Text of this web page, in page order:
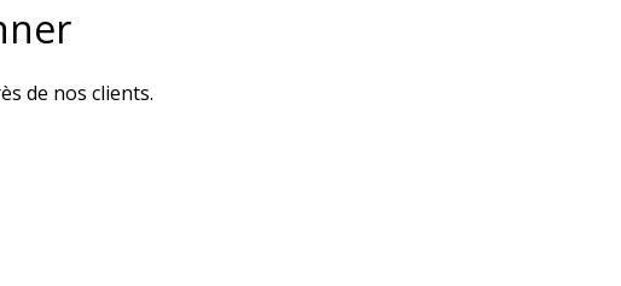
de nos clients.